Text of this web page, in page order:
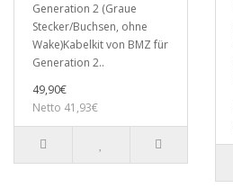
Generation 2 (Graue
Stecker/Buchsen, ohne
Wake)Kabelkit von BMZ für
Generation 2..
49,90€
Netto 41,93€